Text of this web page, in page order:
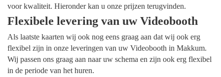
voor kwaliteit. Hieronder kan u onze prijzen terugvinden.
Flexibele levering van uw Videobooth
Als laatste kaarten wij ook nog eens graag aan dat wij ook erg
flexibel zijn in onze leveringen van uw Videobooth in Makkum.
Wij passen ons graag aan naar uw schema en zijn ook erg flexibel
in de periode van het huren.